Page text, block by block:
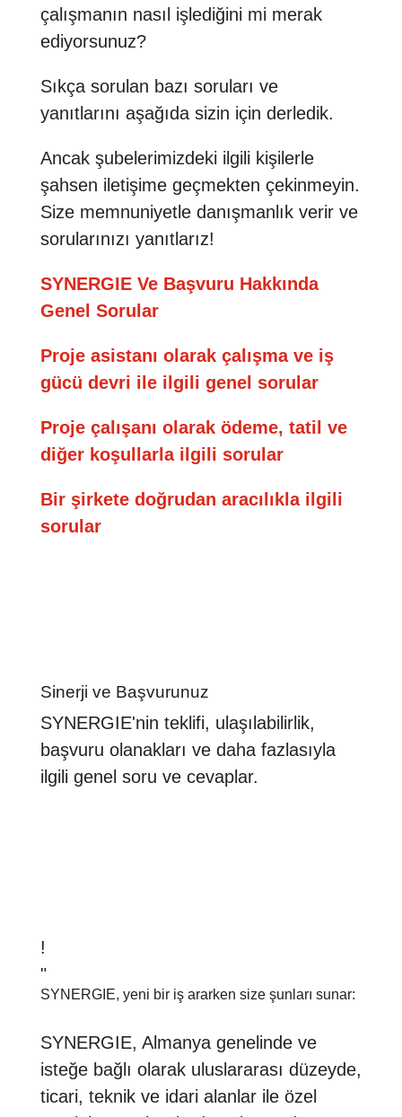
çalışmanın nasıl işlediğini mi merak
ediyorsunuz?
Sıkça sorulan bazı soruları ve
yanıtlarını aşağıda sizin için derledik.
Ancak şubelerimizdeki ilgili kişilerle
şahsen iletişime geçmekten çekinmeyin.
Size memnuniyetle danışmanlık verir ve
sorularınızı yanıtlarız!
SYNERGIE Ve Başvuru Hakkında
Genel Sorular
Proje asistanı olarak çalışma ve iş
gücü devri ile ilgili genel sorular
Proje çalışanı olarak ödeme, tatil ve
diğer koşullarla ilgili sorular
Bir şirkete doğrudan aracılıkla ilgili
sorular
Sinerji ve Başvurunuz
SYNERGIE'nin teklifi, ulaşılabilirlik,
başvuru olanakları ve daha fazlasıyla
ilgili genel soru ve cevaplar.
!
"
SYNERGIE, yeni bir iş ararken size şunları sunar:
SYNERGIE, Almanya genelinde ve
isteğe bağlı olarak uluslararası düzeyde,
ticari, teknik ve idari alanlar ile özel